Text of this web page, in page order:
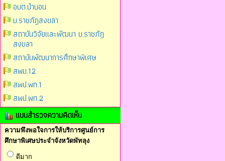
อบต.ป่าบอน
ม.ราชภัฎสงขลา
สถาบันวิจัยและพัฒนา ม.ราชภัฎ
สงขลา
สถาบันพัฒนาการศึกษาพิเศษ
สพม.12
สพป.พท.1
สพป.พท.2
แบบสำรวจความคิดเห็น
ความพึงพอใจการให้บริการศูนย์การ
ศึกษาพิเศษประจำจังหวัดพัทลุง
ดีมาก